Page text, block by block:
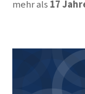
mehr als 17